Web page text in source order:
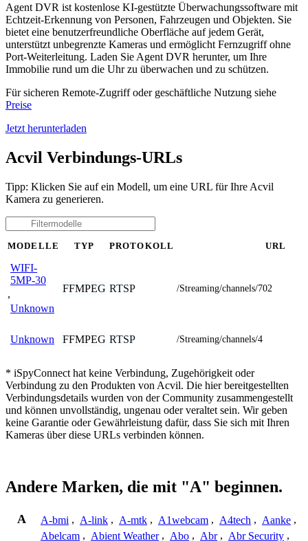
Agent DVR ist kostenlose KI-gestützte Überwachungssoftware mit
Echtzeit-Erkennung von Personen, Fahrzeugen und Objekten. Sie
bietet eine benutzerfreundliche Oberfläche auf jedem Gerät,
unterstützt unbegrenzte Kameras und ermöglicht Fernzugriff ohne
Port-Weiterleitung. Laden Sie Agent DVR herunter, um Ihre
Immobilie rund um die Uhr zu überwachen und zu schützen.
Für sicheren Remote-Zugriff oder geschäftliche Nutzung siehe
Preise
Jetzt herunterladen
Acvil Verbindungs-URLs
Tipp: Klicken Sie auf ein Modell, um eine URL für Ihre Acvil
Kamera zu generieren.
MODELLE TYP PROTOKOLL URL
WIFI-
5MP-30
,
Unknown
FFMPEG RTSP /Streaming/channels/702
Unknown FFMPEG RTSP /Streaming/channels/4
* iSpyConnect hat keine Verbindung, Zugehörigkeit oder
Verbindung zu den Produkten von Acvil. Die hier bereitgestellten
Verbindungsdetails wurden von der Community zusammengestellt
und können unvollständig, ungenau oder veraltet sein. Wir geben
keine Garantie oder Gewährleistung dafür, dass Sie sich mit Ihren
Kameras über diese URLs verbinden können.
Andere Marken, die mit "A" beginnen.
A A-bmi , A-link , A-mtk , A1webcam , A4tech , Aanke ,
Abelcam , Abient Weather , Abo , Abr , Abr Security ,